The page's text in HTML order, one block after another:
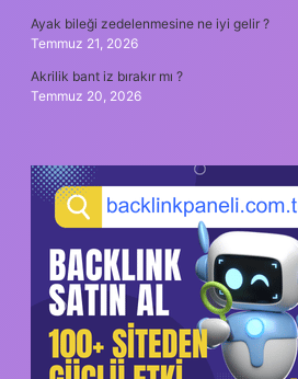
Ayak bileği zedelenmesine ne iyi gelir ?
Temmuz 21, 2026
Akrilik bant iz bırakır mı ?
Temmuz 20, 2026